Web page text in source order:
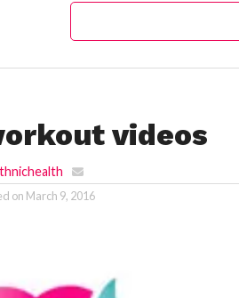
videos
on March 9, 2016